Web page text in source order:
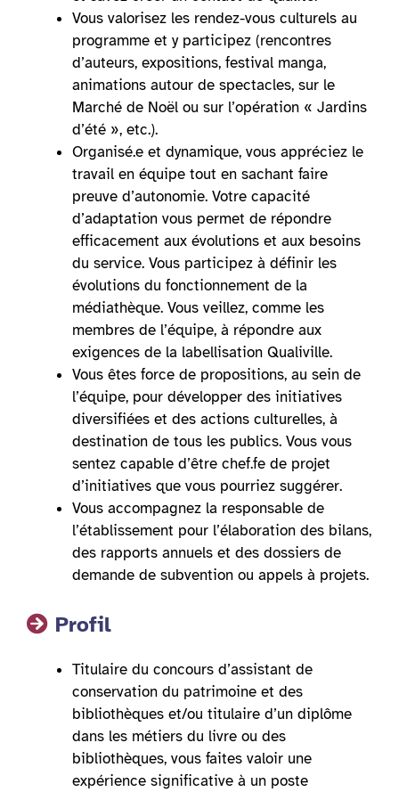
Vous valorisez les rendez-vous culturels au
programme et y participez (rencontres
d’auteurs, expositions, festival manga,
animations autour de spectacles, sur le
Marché de Noël ou sur l’opération « Jardins
d’été », etc.).
Organisé.e et dynamique, vous appréciez le
travail en équipe tout en sachant faire
preuve d’autonomie. Votre capacité
d’adaptation vous permet de répondre
efficacement aux évolutions et aux besoins
du service. Vous participez à définir les
évolutions du fonctionnement de la
médiathèque. Vous veillez, comme les
membres de l’équipe, à répondre aux
exigences de la labellisation Qualiville.
Vous êtes force de propositions, au sein de
l’équipe, pour développer des initiatives
diversifiées et des actions culturelles, à
destination de tous les publics. Vous vous
sentez capable d’être chef.fe de projet
d’initiatives que vous pourriez suggérer.
Vous accompagnez la responsable de
l’établissement pour l’élaboration des bilans,
des rapports annuels et des dossiers de
demande de subvention ou appels à projets.
Profil
Titulaire du concours d’assistant de
conservation du patrimoine et des
bibliothèques et/ou titulaire d’un diplôme
dans les métiers du livre ou des
bibliothèques, vous faites valoir une
expérience significative à un poste